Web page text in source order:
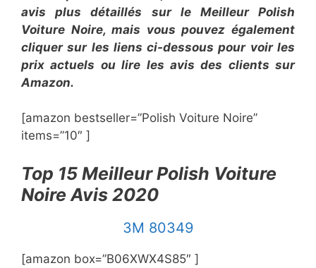
avis plus détaillés sur le Meilleur Polish
Voiture Noire, mais vous pouvez également
cliquer sur les liens ci-dessous pour voir les
prix actuels ou lire les avis des clients sur
Amazon.
[amazon bestseller=”Polish Voiture Noire”
items=”10″ ]
Top 15 Meilleur Polish Voiture
Noire Avis 2020
​3M 80349
[amazon box=”​B06XWX4S85″ ]